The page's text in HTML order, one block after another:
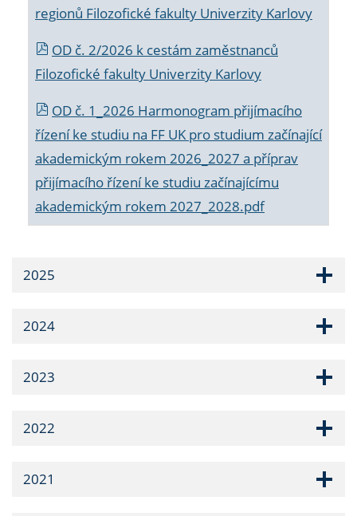
regionů Filozofické fakulty Univerzity Karlovy
OD č. 2/2026 k cestám zaměstnanců
Filozofické fakulty Univerzity Karlovy
OD č. 1_2026 Harmonogram přijímacího
řízení ke studiu na FF UK pro studium začínající
akademickým rokem 2026_2027 a příprav
přijímacího řízení ke studiu začínajícímu
akademickým rokem 2027_2028.pdf
2025
2024
2023
2022
2021